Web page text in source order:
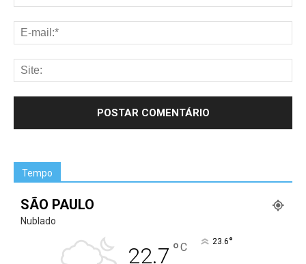
Tempo
SÃO PAULO
Nublado
22.7 °C 23.6°